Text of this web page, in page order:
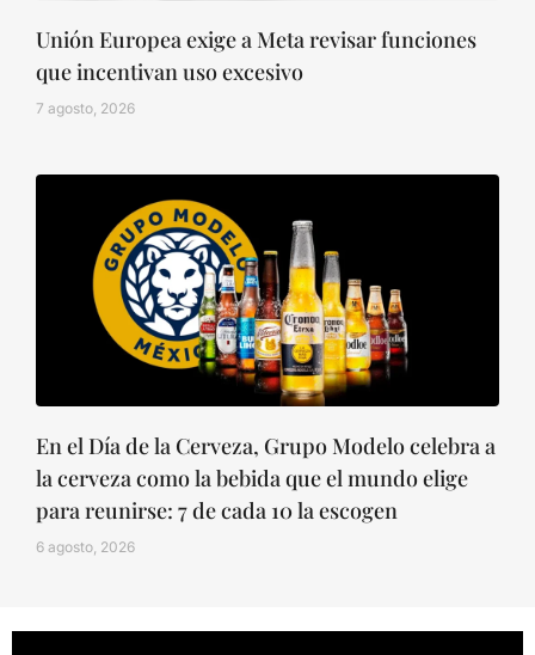
Unión Europea exige a Meta revisar funciones
que incentivan uso excesivo
7 agosto, 2026
En el Día de la Cerveza, Grupo Modelo celebra a
la cerveza como la bebida que el mundo elige
para reunirse: 7 de cada 10 la escogen
6 agosto, 2026